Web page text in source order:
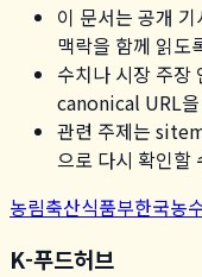
이 문서는 공개
맥락을 함께 읽도
수치나 시장 주장
canonical URL
관련 주제는
으로 다시 확인할
농림축산식품부한국농
K-푸드허브